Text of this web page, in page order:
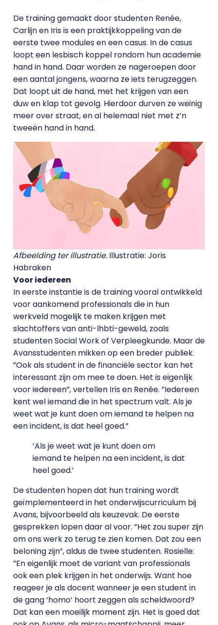
De training gemaakt door studenten Renée,
Carlijn en Iris is een praktijkkoppeling van de
eerste twee modules en een casus. In de casus
loopt een lesbisch koppel rondom hun academie
hand in hand. Daar worden ze nageroepen door
een aantal jongens, waarna ze iets terugzeggen.
Dat loopt uit de hand, met het krijgen van een
duw en klap tot gevolg. Hierdoor durven ze weinig
meer over straat, en al helemaal niet met z’n
tweeën hand in hand.
Afbeelding ter illustratie. Illustratie: Joris
Habraken
Voor iedereen
In eerste instantie is de training vooral ontwikkeld
voor aankomend professionals die in hun
werkveld mogelijk te maken krijgen met
slachtoffers van anti-lhbti-geweld, zoals
studenten Social Work of Verpleegkunde. Maar de
Avansstudenten mikken op een breder publiek.
”Ook als student in de financiële sector kan het
interessant zijn om mee te doen. Het is eigenlijk
voor iedereen”, vertellen Iris en Renée. ”Iedereen
kent wel iemand die in het spectrum valt. Als je
weet wat je kunt doen om iemand te helpen na
een incident, is dat heel goed.”
‘Als je weet wat je kunt doen om
iemand te helpen na een incident, is dat
heel goed.’
De studenten hopen dat hun training wordt
geïmplementeerd in het onderwijscurriculum bij
Avans, bijvoorbeeld als keuzevak. De eerste
gesprekken lopen daar al voor. ”Het zou super zijn
om ons werk zo terug te zien komen. Dat zou een
beloning zijn”, aldus de twee studenten. Rosielle:
”En eigenlijk moet de variant van professionals
ook een plek krijgen in het onderwijs. Want hoe
reageer je als docent wanneer je een student in
de gang ‘homo’ hoort zeggen als scheldwoord?
Dat kan een moeilijk moment zijn. Het is goed dat